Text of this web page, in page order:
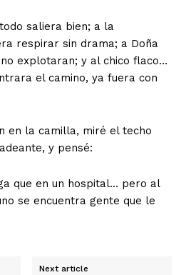
saliera bien; a la
respirar sin drama; a Doña
explotaran; y al chico flaco…
el camino, ya fuera con
en la camilla, miré el techo
y pensé:
que en un hospital… pero al
se encuentra gente que le
Next article